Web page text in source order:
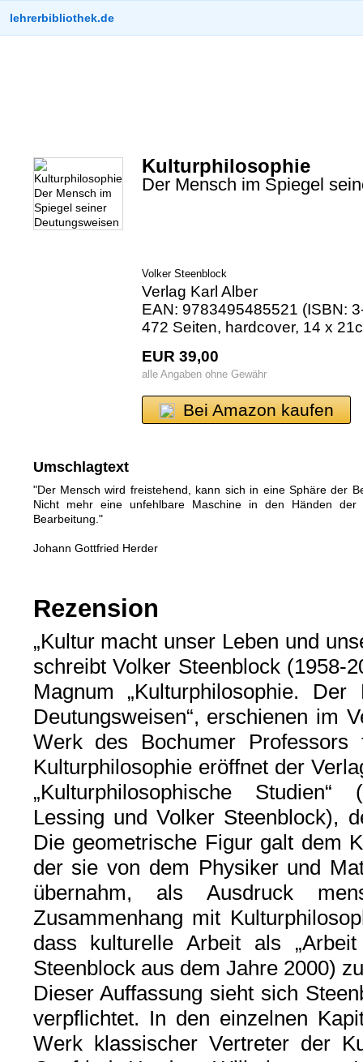
lehrerbibliothek.de
Kulturphilosophie
Der Mensch im Spiegel
Volker Steenblock
Verlag Karl Alber
EAN: 9783495485521 (ISBN:
472 Seiten, hardcover, 14 x
EUR 39,00
alle Angaben ohne Gewähr
Bei Amazon kaufen
Umschlagtext
"Der Mensch wird freistehend, kann sich in eine Sphäre der
Nicht mehr eine unfehlbare Maschine in den Händen
Bearbeitung."
Johann Gottfried Herder
Rezension
„Kultur macht unser Leben und
schreibt Volker Steenblock (1958-
Magnum „Kulturphilosophie.
Deutungsweisen“, erschienen im
Werk des Bochumer Professors
Kulturphilosophie eröffnet der
„Kulturphilosophische Studien“
Lessing und Volker Steenblock),
Die geometrische Figur galt dem
der sie von dem Physiker und
übernahm, als Ausdruck
Zusammenhang mit
dass kulturelle Arbeit als
Steenblock aus dem Jahre 2000)
Dieser Auffassung sieht sich
verpflichtet. In den einzelnen
Werk klassischer Vertreter der